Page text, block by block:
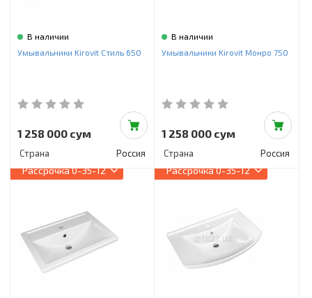
В наличии
Умывальники Kirovit Стиль 650
1 258 000 сум
Страна Россия
В наличии
Умывальники Kirovit Монро 750
1 258 000 сум
Страна Россия
Рассрочка0-35-12 Рассрочка0-35-12